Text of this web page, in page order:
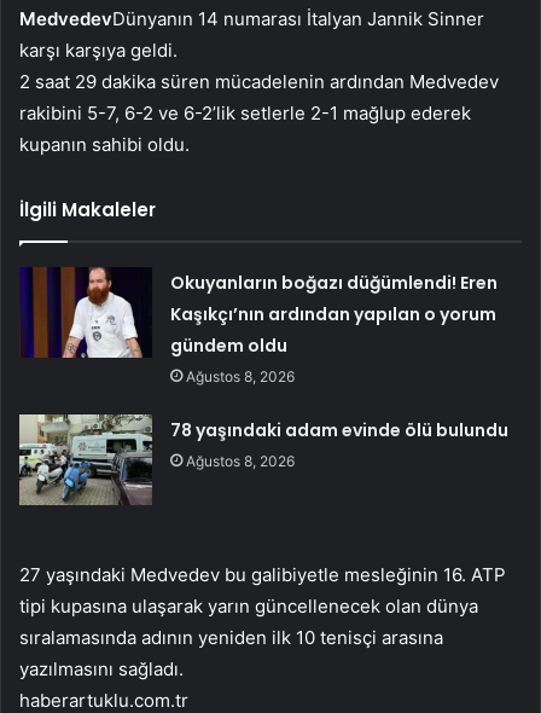
MedvedevDünyanın 14 numarası İtalyan Jannik Sinner
karşı karşıya geldi.
2 saat 29 dakika süren mücadelenin ardından Medvedev
rakibini 5-7, 6-2 ve 6-2’lik setlerle 2-1 mağlup ederek
kupanın sahibi oldu.
İlgili Makaleler
Okuyanların boğazı düğümlendi! Eren
Kaşıkçı’nın ardından yapılan o yorum
gündem oldu
Ağustos 8, 2026
78 yaşındaki adam evinde ölü bulundu
Ağustos 8, 2026
27 yaşındaki Medvedev bu galibiyetle mesleğinin 16. ATP
tipi kupasına ulaşarak yarın güncellenecek olan dünya
sıralamasında adının yeniden ilk 10 tenisçi arasına
yazılmasını sağladı.
haberartuklu.com.tr